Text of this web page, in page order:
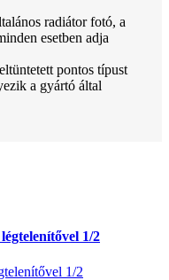
radiátor fotó, a
esetben adja
pontos típust
a gyártó által
1/2
1/2